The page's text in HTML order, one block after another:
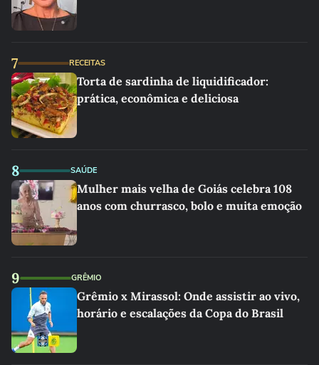
7 RECEITAS
Torta de sardinha de liquidificador:
prática, econômica e deliciosa
8 SAÚDE
Mulher mais velha de Goiás celebra 108
anos com churrasco, bolo e muita emoção
9 GRÊMIO
Grêmio x Mirassol: Onde assistir ao vivo,
horário e escalações da Copa do Brasil